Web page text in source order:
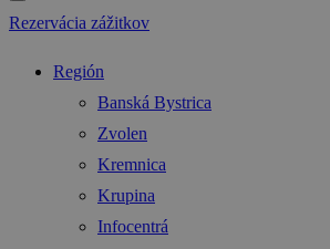
Rezervácia zážitkov
Región
Banská Bystrica
Zvolen
Kremnica
Krupina
Infocentrá